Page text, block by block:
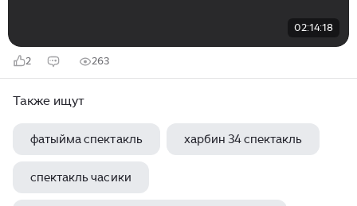
02:14:18
2 263
Также ищут
фатыйма спектакль харбин 34 спектакль
спектакль часики